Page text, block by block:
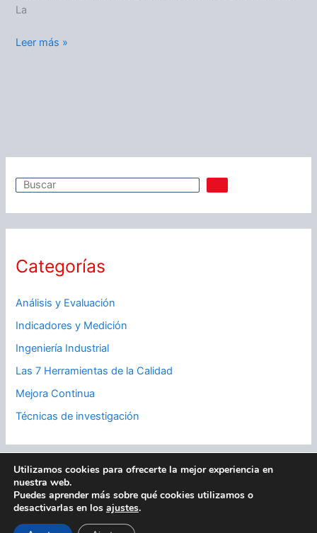
La
Leer más »
Categorías
Análisis y Evaluación
Indicadores y Medición
Ingeniería Industrial
Las 7 Herramientas de la Calidad
Mejora Continua
Técnicas de investigación
|Políticas de Privacidad| Políticas de Cookies| Contacto
Sobre mi
Copyright © 2026 Ingeniería Industrial
Utilizamos cookies para ofrecerte la mejor experiencia en
nuestra web.
Puedes aprender más sobre qué cookies utilizamos o
desactivarlas en los ajustes.